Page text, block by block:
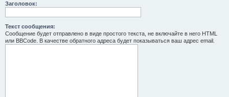
Заголовок:
Текст сообщения:
Сообщение будет отправлено в виде простого текста, не включайте в него HTML
или BBCode. В качестве обратного адреса будет показываться ваш адрес email.